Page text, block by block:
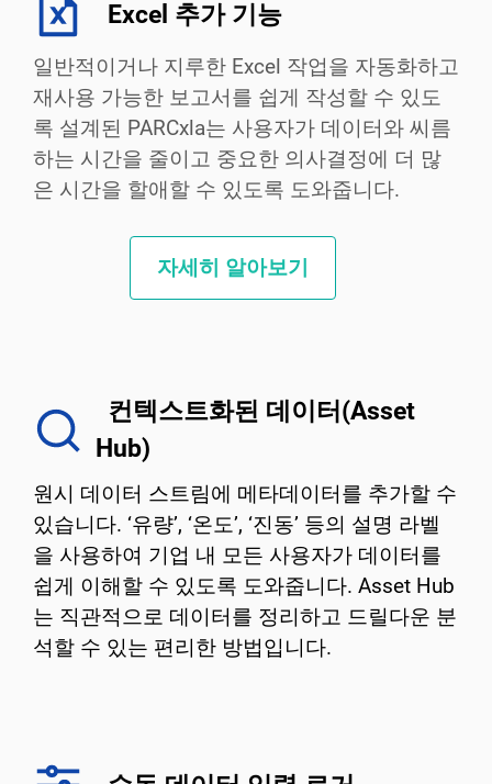
Excel 추가 기능
일반적이거나 지루한 Excel 작업을 자동화하고
재사용 가능한 보고서를 쉽게 작성할 수 있도
록 설계된 PARCxla는 사용자가 데이터와 씨름
하는 시간을 줄이고 중요한 의사결정에 더 많
은 시간을 할애할 수 있도록 도와줍니다.
자세히 알아보기
컨텍스트화된 데이터(Asset
Hub)
원시 데이터 스트림에 메타데이터를 추가할 수
있습니다. ‘유량’, ‘온도’, ‘진동’ 등의 설명 라벨
을 사용하여 기업 내 모든 사용자가 데이터를
쉽게 이해할 수 있도록 도와줍니다. Asset Hub
는 직관적으로 데이터를 정리하고 드릴다운 분
석할 수 있는 편리한 방법입니다.